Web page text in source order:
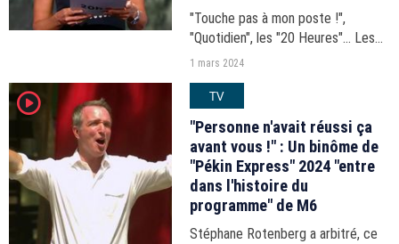
"Touche pas à mon poste !",
"Quotidien", les "20 Heures"... Les
audiences du 20h-21h du jeudi 29
1 mars 2024
player2 TV
"Personne n'avait réussi ça
avant vous !" : Un binôme de
"Pékin Express" 2024 "entre
dans l'histoire du
programme" de M6
Stéphane Rotenberg a arbitré, ce